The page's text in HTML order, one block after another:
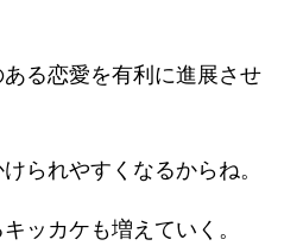
る恋愛を有利に進展させ
られやすくなるからね。
ッカケも増えていく。